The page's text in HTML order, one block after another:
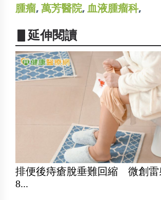
腫瘤, 萬芳醫院, 血液腫瘤科,
▋延伸閱讀
排便後痔瘡脫垂難回縮 微創雷
8...